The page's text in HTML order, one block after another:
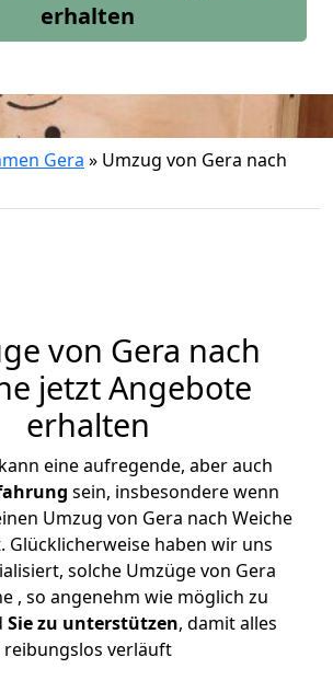
erhalten
Gera » Umzug von Gera nach
von Gera nach
jetzt Angebote
erhalten
eine aufregende, aber auch
sein, insbesondere wenn
Umzug von Gera nach Weiche
Glücklicherweise haben wir uns
solche Umzüge von Gera
, so angenehm wie möglich zu
Sie zu unterstützen, damit alles
reibungslos verläuft